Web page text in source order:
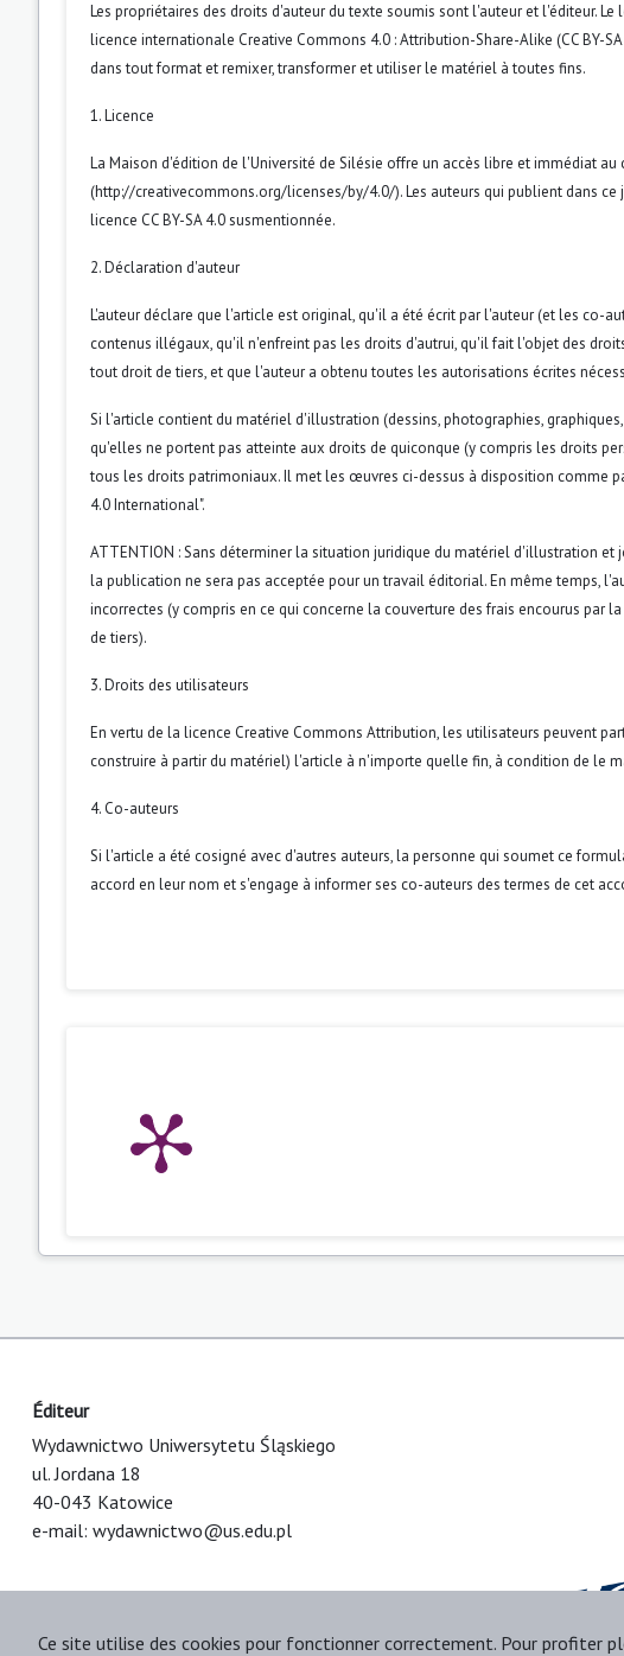
Les propriétaires des droits d'auteur du texte soumis sont l'auteur et l'éditeur.
licence internationale Creative Commons 4.0 : Attribution-Share-Alike (CC BY-
dans tout format et remixer, transformer et utiliser le matériel à toutes fins.
1. Licence
La Maison d'édition de l'Université de Silésie offre un accès libre et immédiat
(http://creativecommons.org/licenses/by/4.0/). Les auteurs qui publient dans
licence CC BY-SA 4.0 susmentionnée.
2. Déclaration d'auteur
L'auteur déclare que l'article est original, qu'il a été écrit par l'auteur (et les co-
contenus illégaux, qu'il n'enfreint pas les droits d'autrui, qu'il fait l'objet des
tout droit de tiers, et que l'auteur a obtenu toutes les autorisations écrites
Si l'article contient du matériel d'illustration (dessins, photographies,
qu'elles ne portent pas atteinte aux droits de quiconque (y compris les droits
tous les droits patrimoniaux. Il met les œuvres ci-dessus à disposition comme
4.0 International".
ATTENTION : Sans déterminer la situation juridique du matériel d'illustration
la publication ne sera pas acceptée pour un travail éditorial. En même temps,
incorrectes (y compris en ce qui concerne la couverture des frais encourus par
de tiers).
3. Droits des utilisateurs
En vertu de la licence Creative Commons Attribution, les utilisateurs peuvent
construire à partir du matériel) l'article à n'importe quelle fin, à condition de le
4. Co-auteurs
Si l'article a été cosigné avec d'autres auteurs, la personne qui soumet ce
accord en leur nom et s'engage à informer ses co-auteurs des termes de cet
Éditeur
Wydawnictwo Uniwersytetu Śląskiego
ul. Jordana 18
40-043 Katowice
e-mail: wydawnictwo@us.edu.pl
Ce site utilise des cookies pour fonctionner correctement. Pour profiter